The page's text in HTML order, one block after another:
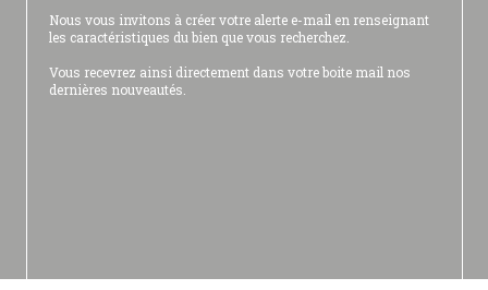
Nous vous invitons à créer votre alerte e-mail en renseignant
les caractéristiques du bien que vous recherchez.
Vous recevrez ainsi directement dans votre boite mail nos
dernières nouveautés.